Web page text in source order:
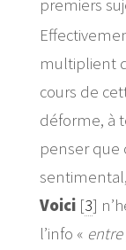
premiers
multiplient
cours de
déforme, à
penser que
Voici [3]
l’info «